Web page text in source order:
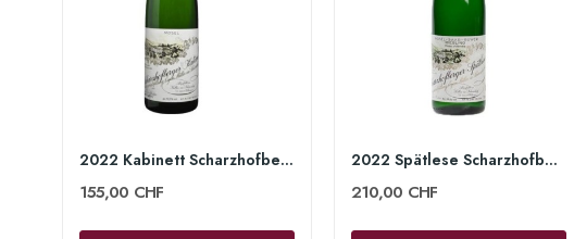
2022 Kabinett Scharzhofberger 75cl - Egon Müller
155,00 CHF
2022 Spätlese Scharzhofberger 75cl - Egon Müller
210,00 CHF